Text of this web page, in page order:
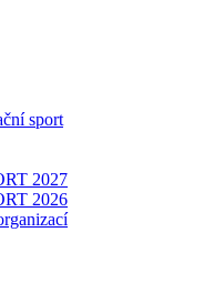
sport
2027
2026